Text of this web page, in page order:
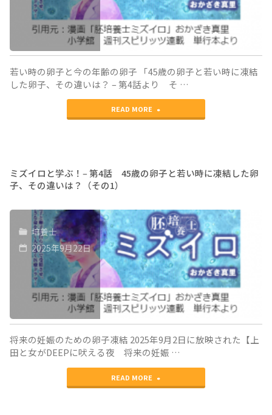
出
会
う
ま
（そ
卵
が
体
の
外
へ
出
た、
そ
の
5
話
採
卵
れ
子
精
子
と
出
会
う
ま
で
（そ
若い時の卵子と今の年齢の卵子 「45歳の卵子と若い時に凍結
した卵子、その違いは？ – 第4話より そ …
READ MORE
"ミ
ロ
学
ぶ！‒
第
4
話
45
歳
の
卵
ミズイロと学ぶ！‒ 第4話 45歳の卵子と若い時に凍結した卵
子、その違いは？（その1）
培養士
2025年9月22日
将来の妊娠のための卵子凍結 2025年9月2日に放映された【上
田と女がDEEPに吠える夜 将来の妊娠 …
READ MORE
"ミ